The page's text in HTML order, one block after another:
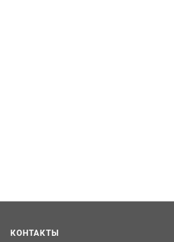
КОНТАКТЫ